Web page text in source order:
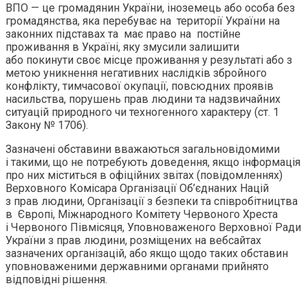
ВПО — це громадянин України, іноземець або особа без
громадянства, яка перебуває на території України на
законних підставах та має право на постійне
проживання в Україні, яку змусили залишити
або покинути своє місце проживання у результаті або з
метою уникнення негативних наслідків збройного
конфлікту, тимчасової окупації, повсюдних проявів
насильства, порушень прав людини та надзвичайних
ситуацій природного чи техногенного характеру (ст. 1
Закону № 1706).
Зазначені обставини вважаються загальновідомими
і такими, що не потребують доведення, якщо інформація
про них міститься в офіційних звітах (повідомленнях)
Верховного Комісара Організації Об’єднаних Націй
з прав людини, Організації з безпеки та співробітництва
в Європі, Міжнародного Комітету Червоного Хреста
і Червоного Півмісяця, Уповноваженого Верховної Ради
України з прав людини, розміщених на вебсайтах
зазначених організацій, або якщо щодо таких обставин
уповноваженими державними органами прийнято
відповідні рішення.